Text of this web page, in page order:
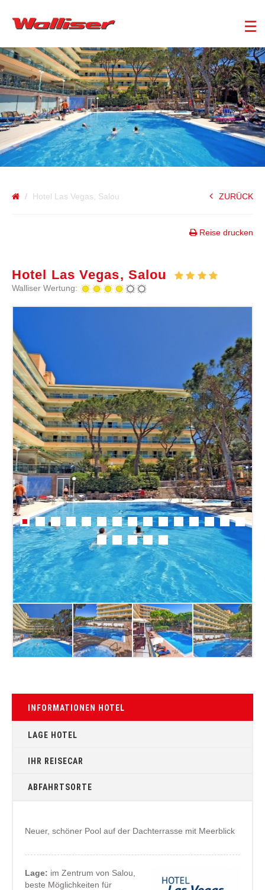
SPANIEN
Hotel Las Vegas, Salou ZURÜCK
Reise drucken
Hotel Las Vegas, Salou
Walliser Wertung:
INFORMATIONEN HOTEL
LAGE HOTEL
IHR REISECAR
ABFAHRTSORTE
Neuer, schöner Pool auf der Dachterrasse mit Meerblick
Lage: im Zentrum von Salou,
beste Möglichkeiten für